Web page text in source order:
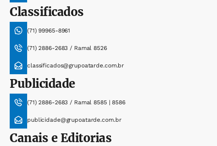
Classificados
(71) 99965-8961
(71) 2886-2683 / Ramal 8526
classificados@grupoatarde.com.br
Publicidade
(71) 2886-2683 / Ramal 8585 | 8586
publicidade@grupoatarde.com.br
Canais e Editorias